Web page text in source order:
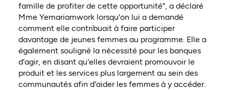
famille de profiter de cette opportunité", a déclaré
Mme Yemariamwork lorsqu'on lui a demandé
comment elle contribuait à faire participer
davantage de jeunes femmes au programme. Elle a
également souligné la nécessité pour les banques
d'agir, en disant qu'elles devraient promouvoir le
produit et les services plus largement au sein des
communautés afin d'aider les femmes à y accéder.